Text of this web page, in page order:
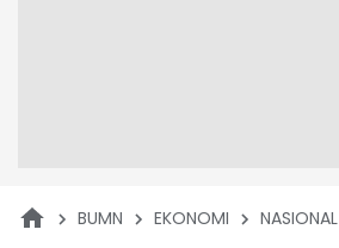
BUMN EKONOMI NASIONAL